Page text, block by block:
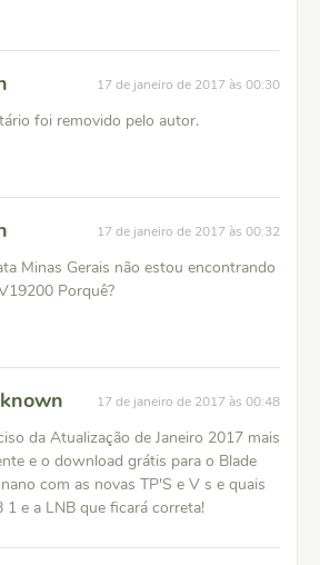
17 de janeiro de 2017 às 00:30
foi removido pelo autor.
17 de janeiro de 2017 às 00:32
Minas Gerais não estou encontrando
Porquê?
17 de janeiro de 2017 às 00:48
da Atualização de Janeiro 2017 mais
e o download grátis para o Blade
com as novas TP'S e V s e quais
1 e a LNB que ficará correta!